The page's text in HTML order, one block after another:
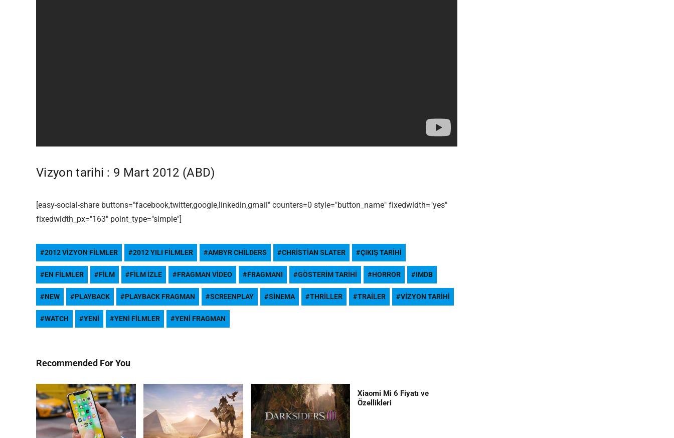
Vizyon tarihi : 9 Mart 2012 (ABD)
[easy-social-share buttons="facebook,twitter,google,linkedin,gmail" counters=0 style="button_name" fixedwidth="yes"
fixedwidth_px="163" point_type="simple"]
2012 VIZYON FILMLER 2012 YILI FILMLER AMBYR CHILDERS CHRISTIAN SLATER ÇIKIŞ TARIHI
EN FILMLER FILM FILM IZLE FRAGMAN VIDEO FRAGMANI GÖSTERIM TARIHI HORROR IMDB
NEW PLAYBACK PLAYBACK FRAGMAN SCREENPLAY SINEMA THRILLER TRAILER VIZYON TARIHI
WATCH YENI YENI FILMLER YENI FRAGMAN
Recommended For You
Xiaomi Mi 6 Fiyatı ve
Özellikleri
Most Popular Topics